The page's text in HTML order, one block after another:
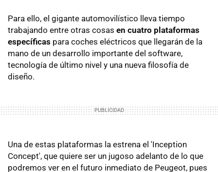
Para ello, el gigante automovilístico lleva tiempo
trabajando entre otras cosas en cuatro plataformas
específicas para coches eléctricos que llegarán de la
mano de un desarrollo importante del software,
tecnología de último nivel y una nueva filosofía de
diseño.
Una de estas plataformas la estrena el 'Inception
Concept', que quiere ser un jugoso adelanto de lo que
podremos ver en el futuro inmediato de Peugeot, pues